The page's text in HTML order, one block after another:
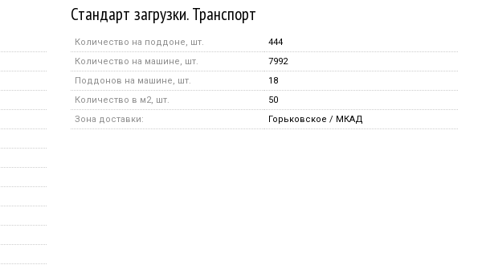
Стандарт загрузки. Транспорт
Количество на поддоне, шт.
444
Количество на машине, шт.
7992
Поддонов на машине, шт.
18
Количество в м2, шт.
50
Зона доставки:
Горьковское / МКАД